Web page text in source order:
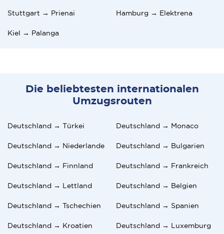
Stuttgart → Prienai Hamburg → Elektrena
Kiel → Palanga
Die beliebtesten internationalen
Umzugsrouten
Deutschland → Türkei Deutschland → Monaco
Deutschland → Niederlande Deutschland → Bulgarien
Deutschland → Finnland Deutschland → Frankreich
Deutschland → Lettland Deutschland → Belgien
Deutschland → Tschechien Deutschland → Spanien
Deutschland → Kroatien Deutschland → Luxemburg